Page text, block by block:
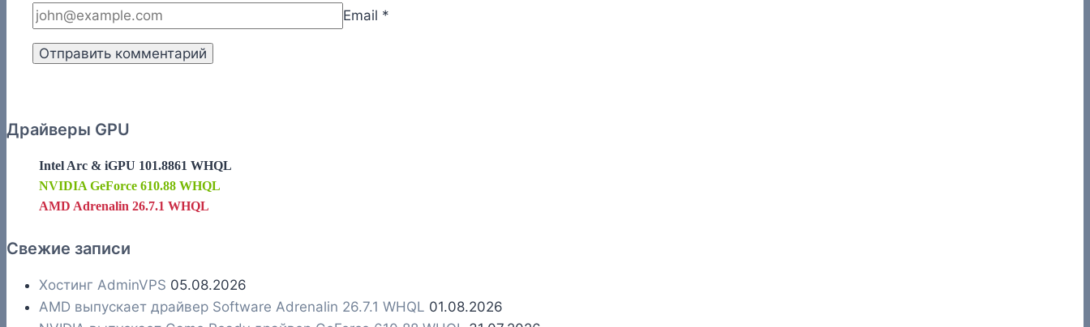
Email *
Драйверы GPU
Intel Arc & iGPU 101.8861 WHQL
NVIDIA GeForce 610.88 WHQL
AMD Adrenalin 26.7.1 WHQL
Свежие записи
Хостинг AdminVPS 05.08.2026
AMD выпускает драйвер Software Adrenalin 26.7.1 WHQL 01.08.2026